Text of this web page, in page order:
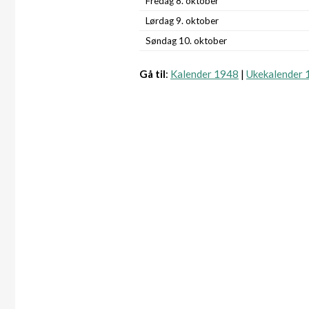
Lørdag 9. oktober
Søndag 10. oktober
Gå til: Kalender 1948 | Ukekalender